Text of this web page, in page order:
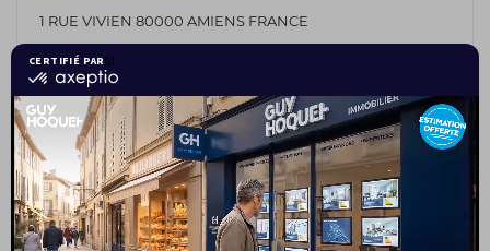
1 RUE VIVIEN 80000 AMIENS FRANCE
03 75 08 95 26
Site de l'agence Voir les biens